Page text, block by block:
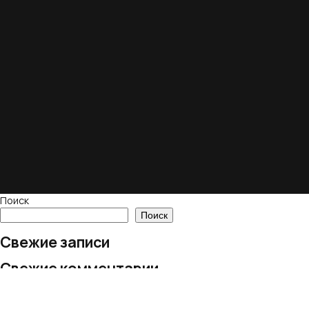
Поиск
Поиск
Свежие записи
Свежие комментарии